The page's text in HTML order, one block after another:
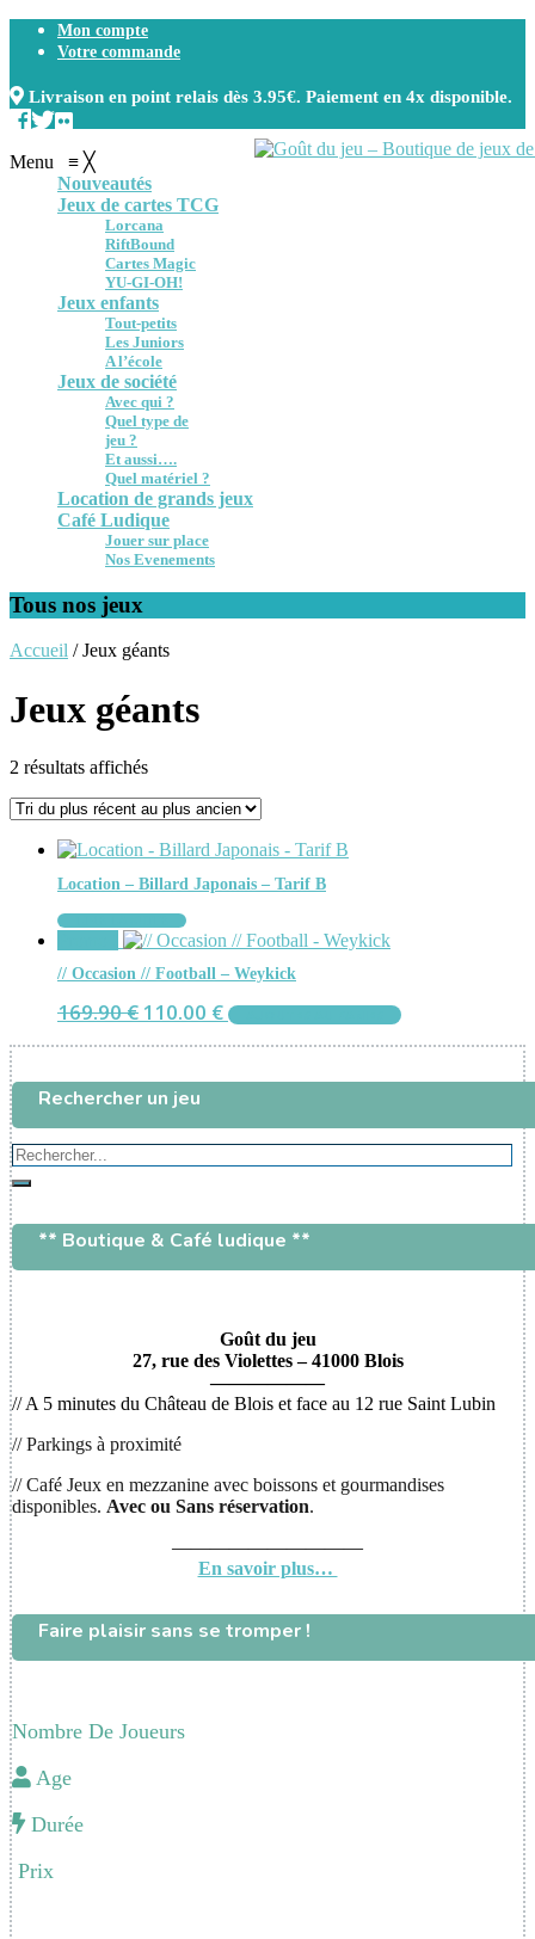
Mon compte
Votre commande
Livraison en point relais dès 3.95€. Paiement en 4x disponible.
Menu ≡ ╳
Nouveautés
Jeux de cartes TCG
Lorcana
RiftBound
Cartes Magic
YU-GI-OH!
Jeux enfants
Tout-petits
Les Juniors
A l’école
Jeux de société
Avec qui ?
Quel type de
jeu ?
Et aussi….
Quel matériel ?
Location de grands jeux
Café Ludique
Jouer sur place
Nos Evenements
Tous nos jeux
Accueil / Jeux géants
Jeux géants
2 résultats affichésTrié
plus
au
plus
ancien
Location – Billard Japonais – Tarif B
// Occasion // Football – Weykick
169.90€ Le
prix
initial
169.90 €.
110.00 €Le
prix
actuel
110.00 €.
Rechercher un jeu
Rechercher...
Rechercher
** Boutique & Café ludique **
Goût du jeu
27, rue des Violettes – 41000 Blois
——————
// A 5 minutes du Château de Blois et face au 12 rue Saint Lubin
// Parkings à proximité
// Café Jeux en mezzanine avec boissons et gourmandises
disponibles. Avec ou Sans réservation.
——————————
En savoir plus…
Faire plaisir sans se tromper !
Nombre De Joueurs
Age
Durée
Prix